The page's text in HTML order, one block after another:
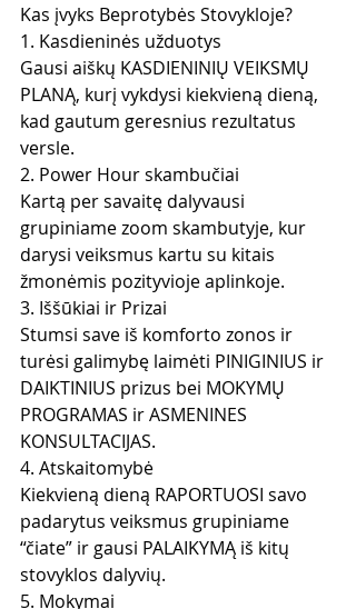
Kas įvyks Beprotybės Stovykloje?
1. Kasdieninės užduotys
Gausi aiškų KASDIENINIŲ VEIKSMŲ
PLANĄ, kurį vykdysi kiekvieną dieną,
kad gautum geresnius rezultatus
versle.
2. Power Hour skambučiai
Kartą per savaitę dalyvausi
grupiniame zoom skambutyje, kur
darysi veiksmus kartu su kitais
žmonėmis pozityvioje aplinkoje.
3. Iššūkiai ir Prizai
Stumsi save iš komforto zonos ir
turėsi galimybę laimėti PINIGINIUS ir
DAIKTINIUS prizus bei MOKYMŲ
PROGRAMAS ir ASMENINES
KONSULTACIJAS.
4. Atskaitomybė
Kiekvieną dieną RAPORTUOSI savo
padarytus veiksmus grupiniame
“čiate” ir gausi PALAIKYMĄ iš kitų
stovyklos dalyvių.
5. Mokymai